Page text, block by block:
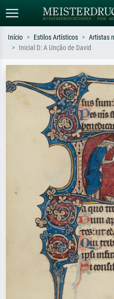
Pesquise por artista, título ou estilo –
ex: Monet, Noite Estrelada,
impressionismo, onda de Hokusai, nu.
Início Estilos Artísticos Artistas
Inicial D: A Unção de David